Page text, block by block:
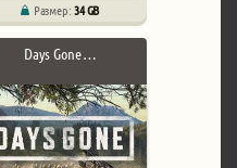
Размер:34 GB
Days Gone …